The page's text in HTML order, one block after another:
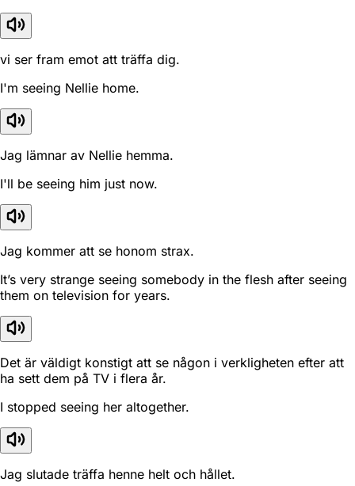
vi ser fram emot att träffa dig.
I'm seeing Nellie home.
Jag lämnar av Nellie hemma.
I'll be seeing him just now.
Jag kommer att se honom strax.
It’s very strange seeing somebody in the flesh after seeing
them on television for years.
Det är väldigt konstigt att se någon i verkligheten efter att
ha sett dem på TV i flera år.
I stopped seeing her altogether.
Jag slutade träffa henne helt och hållet.